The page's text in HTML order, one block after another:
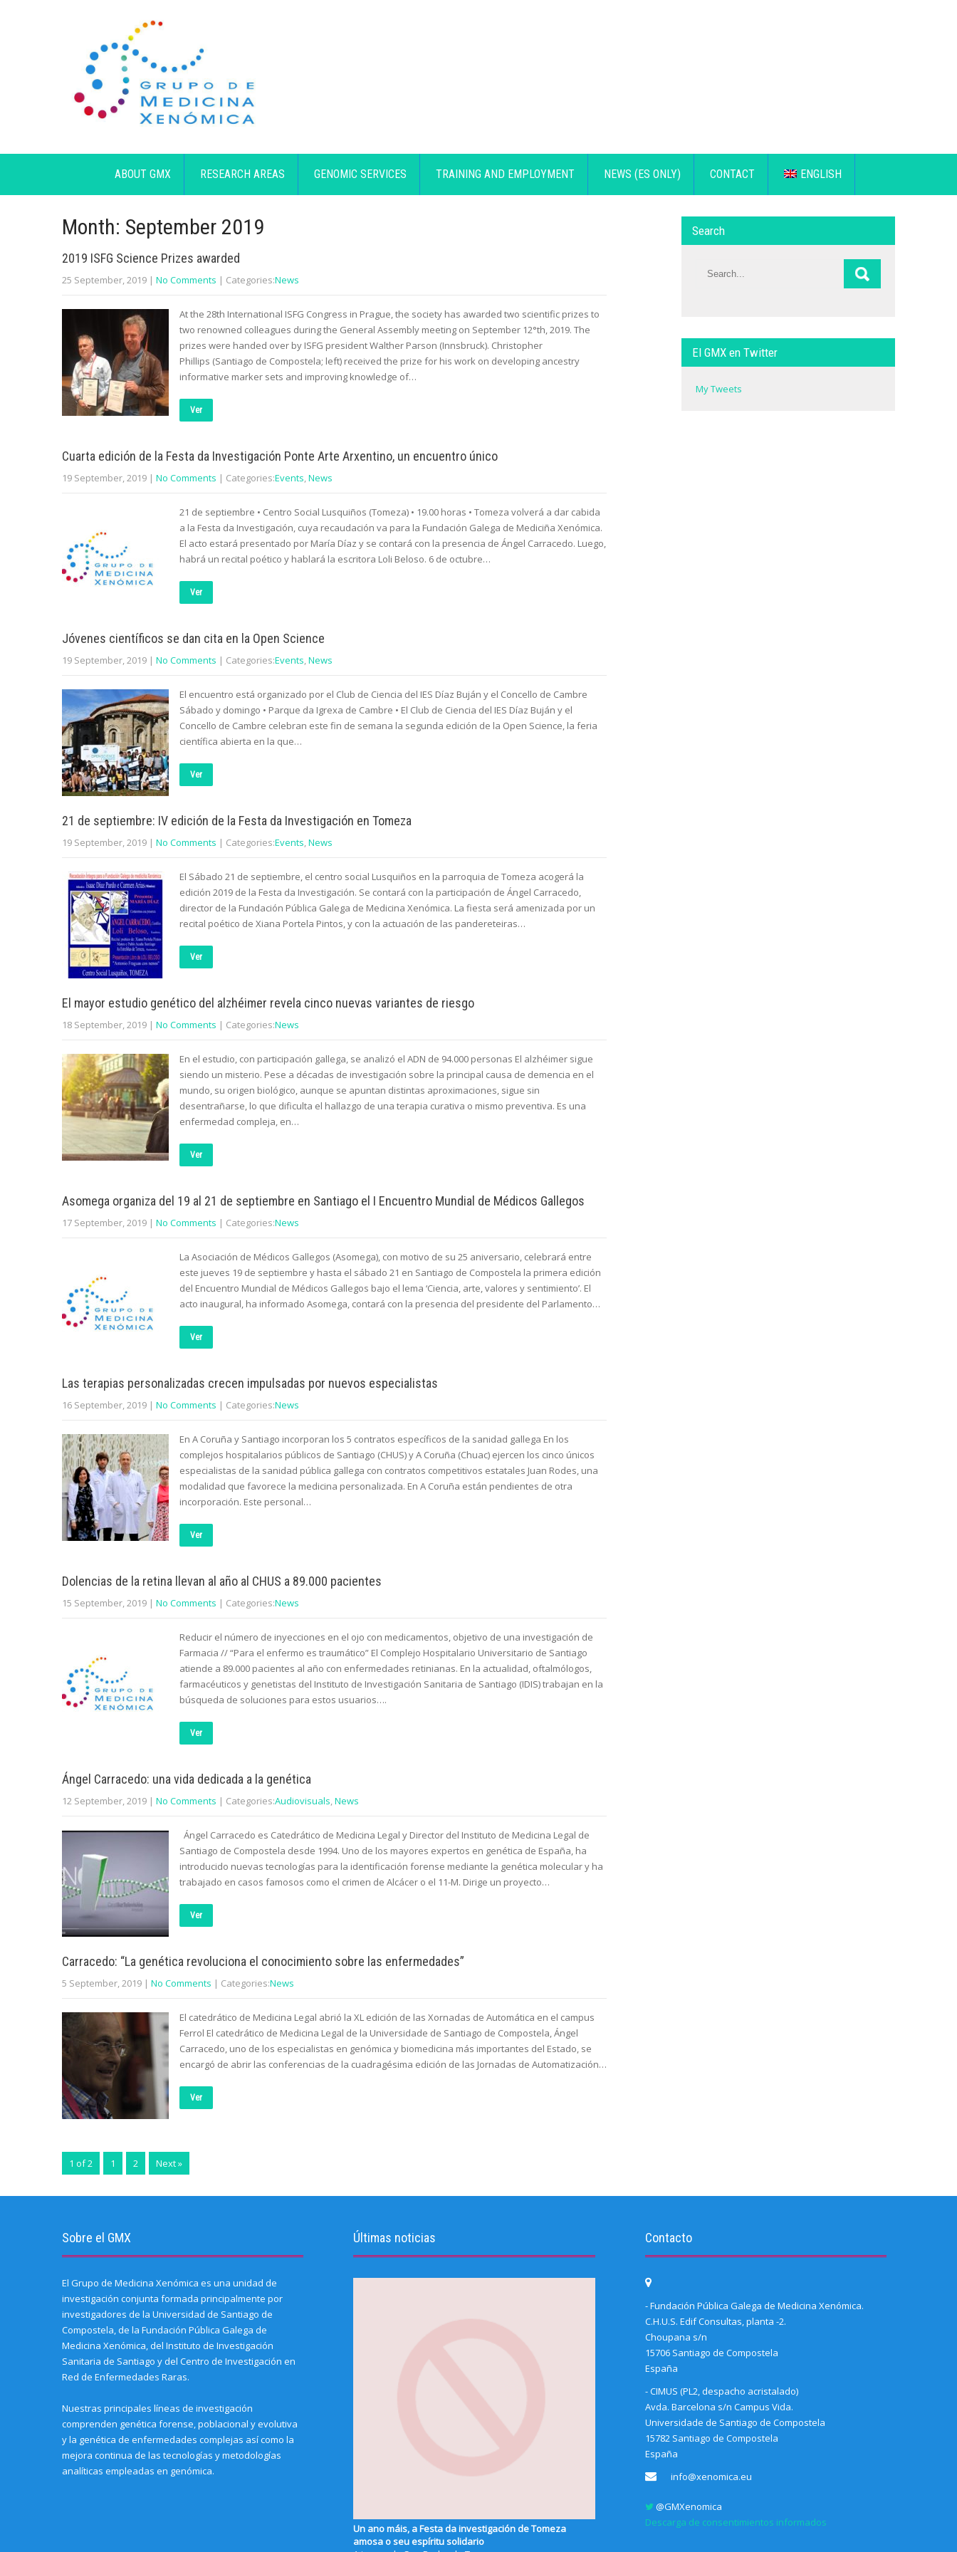
ABOUT GMX RESEARCH AREAS GENOMIC SERVICES TRAINING AND EMPLOYMENT NEWS (ES ONLY) CONTACT ENGLISH
Month: September 2019
2019 ISFG Science Prizes awarded
25 September, 2019 | No Comments | Categories:News
At the 28th International ISFG Congress in Prague, the society has awarded two scientific prizes to
two renowned colleagues during the General Assembly meeting on September 12°th, 2019. The
prizes were handed over by ISFG president Walther Parson (Innsbruck). Christopher
Phillips (Santiago de Compostela; left) received the prize for his work on developing ancestry
informative marker sets and improving knowledge of…
Ver
Cuarta edición de la Festa da Investigación Ponte Arte Arxentino, un encuentro único
19 September, 2019 | No Comments | Categories:Events,News
21 de septiembre • Centro Social Lusquiños (Tomeza) • 19.00 horas • Tomeza volverá a dar cabida
a la Festa da Investigación, cuya recaudación va para la Fundación Galega de Mediciña Xenómica.
El acto estará presentado por María Díaz y se contará con la presencia de Ángel Carracedo. Luego,
habrá un recital poético y hablará la escritora Loli Beloso. 6 de octubre…
Ver
Jóvenes científicos se dan cita en la Open Science
19 September, 2019 | No Comments | Categories:Events,News
El encuentro está organizado por el Club de Ciencia del IES Díaz Buján y el Concello de Cambre
Sábado y domingo • Parque da Igrexa de Cambre • El Club de Ciencia del IES Díaz Buján y el
Concello de Cambre celebran este fin de semana la segunda edición de la Open Science, la feria
científica abierta en la que…
Ver
21 de septiembre: IV edición de la Festa da Investigación en Tomeza
19 September, 2019 | No Comments | Categories:Events,News
El Sábado 21 de septiembre, el centro social Lusquiños en la parroquia de Tomeza acogerá la
edición 2019 de la Festa da Investigación. Se contará con la participación de Ángel Carracedo,
director de la Fundación Pública Galega de Medicina Xenómica. La fiesta será amenizada por un
recital poético de Xiana Portela Pintos, y con la actuación de las pandereteiras…
Ver
El mayor estudio genético del alzhéimer revela cinco nuevas variantes de riesgo
18 September, 2019 | No Comments | Categories:News
En el estudio, con participación gallega, se analizó el ADN de 94.000 personas El alzhéimer sigue
siendo un misterio. Pese a décadas de investigación sobre la principal causa de demencia en el
mundo, su origen biológico, aunque se apuntan distintas aproximaciones, sigue sin
desentrañarse, lo que dificulta el hallazgo de una terapia curativa o mismo preventiva. Es una
enfermedad compleja, en…
Ver
Asomega organiza del 19 al 21 de septiembre en Santiago el I Encuentro Mundial de Médicos Gallegos
17 September, 2019 | No Comments | Categories:News
La Asociación de Médicos Gallegos (Asomega), con motivo de su 25 aniversario, celebrará entre
este jueves 19 de septiembre y hasta el sábado 21 en Santiago de Compostela la primera edición
del Encuentro Mundial de Médicos Gallegos bajo el lema ‘Ciencia, arte, valores y sentimiento’. El
acto inaugural, ha informado Asomega, contará con la presencia del presidente del Parlamento…
Ver
Las terapias personalizadas crecen impulsadas por nuevos especialistas
16 September, 2019 | No Comments | Categories:News
En A Coruña y Santiago incorporan los 5 contratos específicos de la sanidad gallega En los
complejos hospitalarios públicos de Santiago (CHUS) y A Coruña (Chuac) ejercen los cinco únicos
especialistas de la sanidad pública gallega con contratos competitivos estatales Juan Rodes, una
modalidad que favorece la medicina personalizada. En A Coruña están pendientes de otra
incorporación. Este personal…
Ver
Dolencias de la retina llevan al año al CHUS a 89.000 pacientes
15 September, 2019 | No Comments | Categories:News
Reducir el número de inyecciones en el ojo con medicamentos, objetivo de una investigación de
Farmacia // “Para el enfermo es traumático” El Complejo Hospitalario Universitario de Santiago
atiende a 89.000 pacientes al año con enfermedades retinianas. En la actualidad, oftalmólogos,
farmacéuticos y genetistas del Instituto de Investigación Sanitaria de Santiago (IDIS) trabajan en la
búsqueda de soluciones para estos usuarios….
Ver
Ángel Carracedo: una vida dedicada a la genética
12 September, 2019 | No Comments | Categories:Audiovisuals,News
Ángel Carracedo es Catedrático de Medicina Legal y Director del Instituto de Medicina Legal de
Santiago de Compostela desde 1994. Uno de los mayores expertos en genética de España, ha
introducido nuevas tecnologías para la identificación forense mediante la genética molecular y ha
trabajado en casos famosos como el crimen de Alcácer o el 11-M. Dirige un proyecto…
Ver
Carracedo: “La genética revoluciona el conocimiento sobre las enfermedades”
5 September, 2019 | No Comments | Categories:News
El catedrático de Medicina Legal abrió la XL edición de las Xornadas de Automática en el campus
Ferrol El catedrático de Medicina Legal de la Universidade de Santiago de Compostela, Ángel
Carracedo, uno de los especialistas en genómica y biomedicina más importantes del Estado, se
encargó de abrir las conferencias de la cuadragésima edición de las Jornadas de Automatización…
Ver
1 of 2 1 2 Next »
Search
El GMX en Twitter
My Tweets
Sobre el GMX
El Grupo de Medicina Xenómica es una unidad de
investigación conjunta formada principalmente por
investigadores de la Universidad de Santiago de
Compostela, de la Fundación Pública Galega de
Medicina Xenómica, del Instituto de Investigación
Sanitaria de Santiago y del Centro de Investigación en
Red de Enfermedades Raras.
Nuestras principales líneas de investigación
comprenden genética forense, poblacional y evolutiva
y la genética de enfermedades complejas así como la
mejora continua de las tecnologías y metodologías
analíticas empleadas en genómica.
Últimas noticias
Un ano máis, a Festa da investigación de Tomeza
amosa o seu espíritu solidario
Contacto
- Fundación Pública Galega de Medicina Xenómica.
C.H.U.S. Edif Consultas, planta -2.
Choupana s/n
15706 Santiago de Compostela
España
- CIMUS (PL2, despacho acristalado)
Avda. Barcelona s/n Campus Vida.
Universidade de Santiago de Compostela
15782 Santiago de Compostela
España
info@xenomica.eu
@GMXenomica
Descarga de consentimientos informados